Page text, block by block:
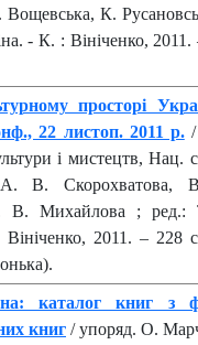
К.
- К. : Вініченко, 2011.
просторі
22 листоп. 2011 р./
і мистецтв, Нац.
А. В.
В. Михайлова ;
2011. – 228
каталог книг з
книг / упоряд. О.